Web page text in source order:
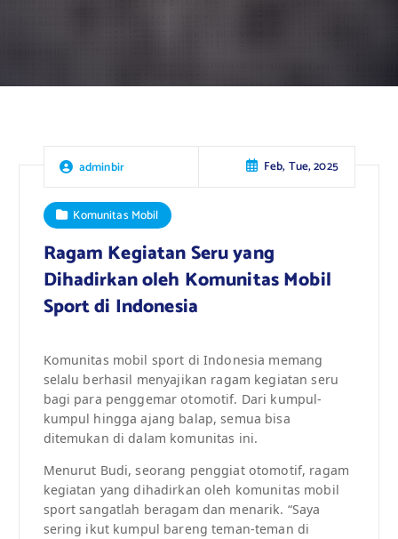
adminbir Feb, Tue, 2025
Komunitas Mobil
Ragam Kegiatan Seru yang
Dihadirkan oleh Komunitas Mobil
Sport di Indonesia
Komunitas mobil sport di Indonesia memang
selalu berhasil menyajikan ragam kegiatan seru
bagi para penggemar otomotif. Dari kumpul-
kumpul hingga ajang balap, semua bisa
ditemukan di dalam komunitas ini.
Menurut Budi, seorang penggiat otomotif, ragam
kegiatan yang dihadirkan oleh komunitas mobil
sport sangatlah beragam dan menarik. “Saya
sering ikut kumpul bareng teman-teman di